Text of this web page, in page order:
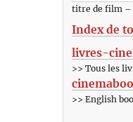
:titre de film –
Index de
livres-
>> Tous les
>> English